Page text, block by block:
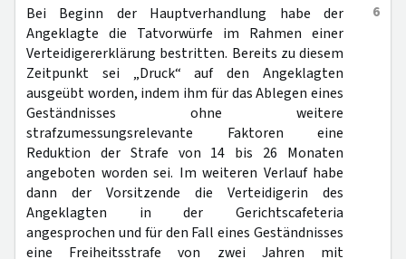
6
Bei Beginn der Hauptverhandlung habe der
Angeklagte die Tatvorwürfe im Rahmen einer
Verteidigererklärung bestritten. Bereits zu diesem
Zeitpunkt sei „Druck“ auf den Angeklagten
ausgeübt worden, indem ihm für das Ablegen eines
Geständnisses ohne weitere
strafzumessungsrelevante Faktoren eine
Reduktion der Strafe von 14 bis 26 Monaten
angeboten worden sei. Im weiteren Verlauf habe
dann der Vorsitzende die Verteidigerin des
Angeklagten in der Gerichtscafeteria
angesprochen und für den Fall eines Geständnisses
eine Freiheitsstrafe von zwei Jahren mit